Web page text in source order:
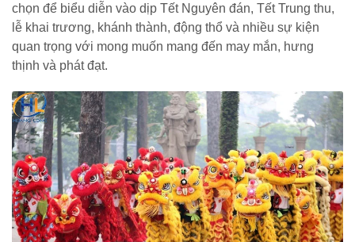
chọn để biểu diễn vào dịp Tết Nguyên đán, Tết Trung thu,
lễ khai trương, khánh thành, động thổ và nhiều sự kiện
quan trọng với mong muốn mang đến may mắn, hưng
thịnh và phát đạt.